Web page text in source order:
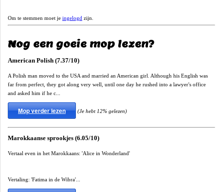
Om te stemmen moet je ingelogd zijn.
Nog een goeie mop lezen?
American Polish (7.37/10)
A Polish man moved to the USA and married an American girl. Although his English was
far from perfect, they got along very well, until one day he rushed into a lawyer's office
and asked him if he c...
Mop verder lezen (Je hebt 12% gelezen)
Marokkaanse sprookjes (6.05/10)
Vertaal even in het Marokkaans: 'Alice in Wonderland'
Vertaling: 'Fatima in de Wibra'...